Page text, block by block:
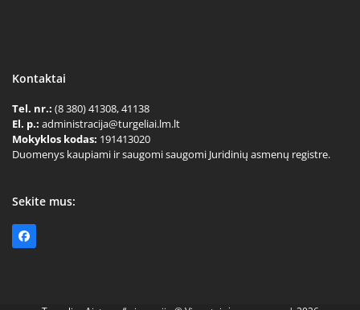
Kontaktai
Tel. nr.: (8 380) 41308, 41138
El. p.: administracija@turgeliai.lm.lt
Mokyklos kodas: 191413020
Duomenys kaupiami ir saugomi saugomi Juridinių asmenų registre.
Sekite mus:
Facebook